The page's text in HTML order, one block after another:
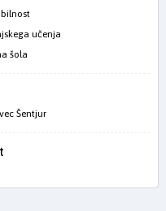
učenja
šola
Šentjur